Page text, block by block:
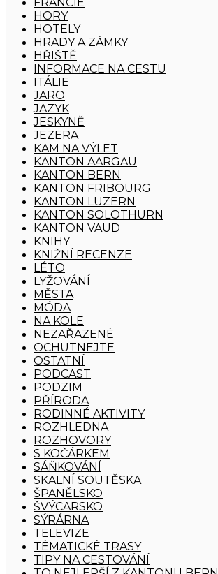
HORY
HOTELY
HRADY A ZÁMKY
HŘIŠTĚ
INFORMACE NA CESTU
ITÁLIE
JARO
JAZYK
JESKYNĚ
JEZERA
KAM NA VÝLET
KANTON AARGAU
KANTON BERN
KANTON FRIBOURG
KANTON LUZERN
KANTON SOLOTHURN
KANTON VAUD
KNIHY
KNIŽNÍ RECENZE
LÉTO
LYŽOVÁNÍ
MĚSTA
MÓDA
NA KOLE
NEZAŘAZENÉ
OCHUTNEJTE
OSTATNÍ
PODCAST
PODZIM
PŘÍRODA
RODINNÉ AKTIVITY
ROZHLEDNA
ROZHOVORY
S KOČÁRKEM
SÁŇKOVÁNÍ
SKALNÍ SOUTĚSKA
ŠPANĚLSKO
ŠVÝCARSKO
SÝRÁRNA
TELEVIZE
TÉMATICKÉ TRASY
TIPY NA CESTOVÁNÍ